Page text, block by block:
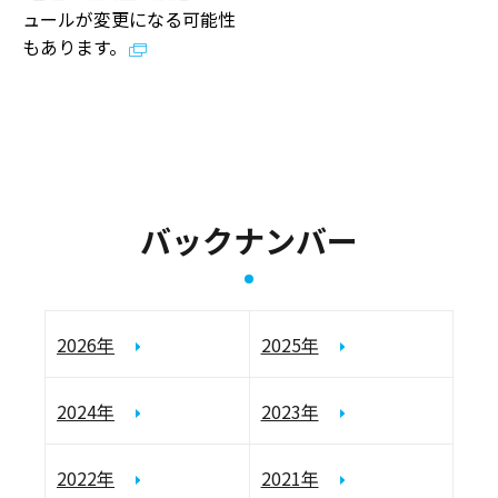
ュールが変更になる可能性
もあります。
バックナンバー
2026年 2025年
2024年 2023年
2022年 2021年